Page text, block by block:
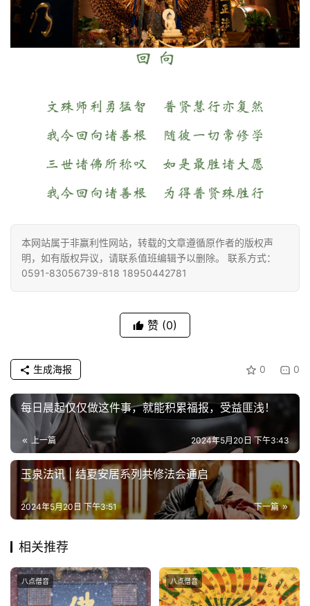
本网站属于非赢利性网站，转载的文章遵循原作者的版权声
明，如有版权异议，请联系值班编辑予以删除。 联系方式：
0591-83056739-818 18950442781
赞 (0)
0 0
生成海报
每日晨起仅仅做这件事，就能积累福报，受益匪浅！
上一篇 2024年5月20日 下午3:43
玉泉法讯 | 结夏安居系列共修法会通启
下一篇
2024年5月20日 下午3:51
相关推荐
八点僧音 八点僧音